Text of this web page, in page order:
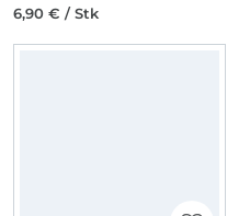
6,90 € / Stk